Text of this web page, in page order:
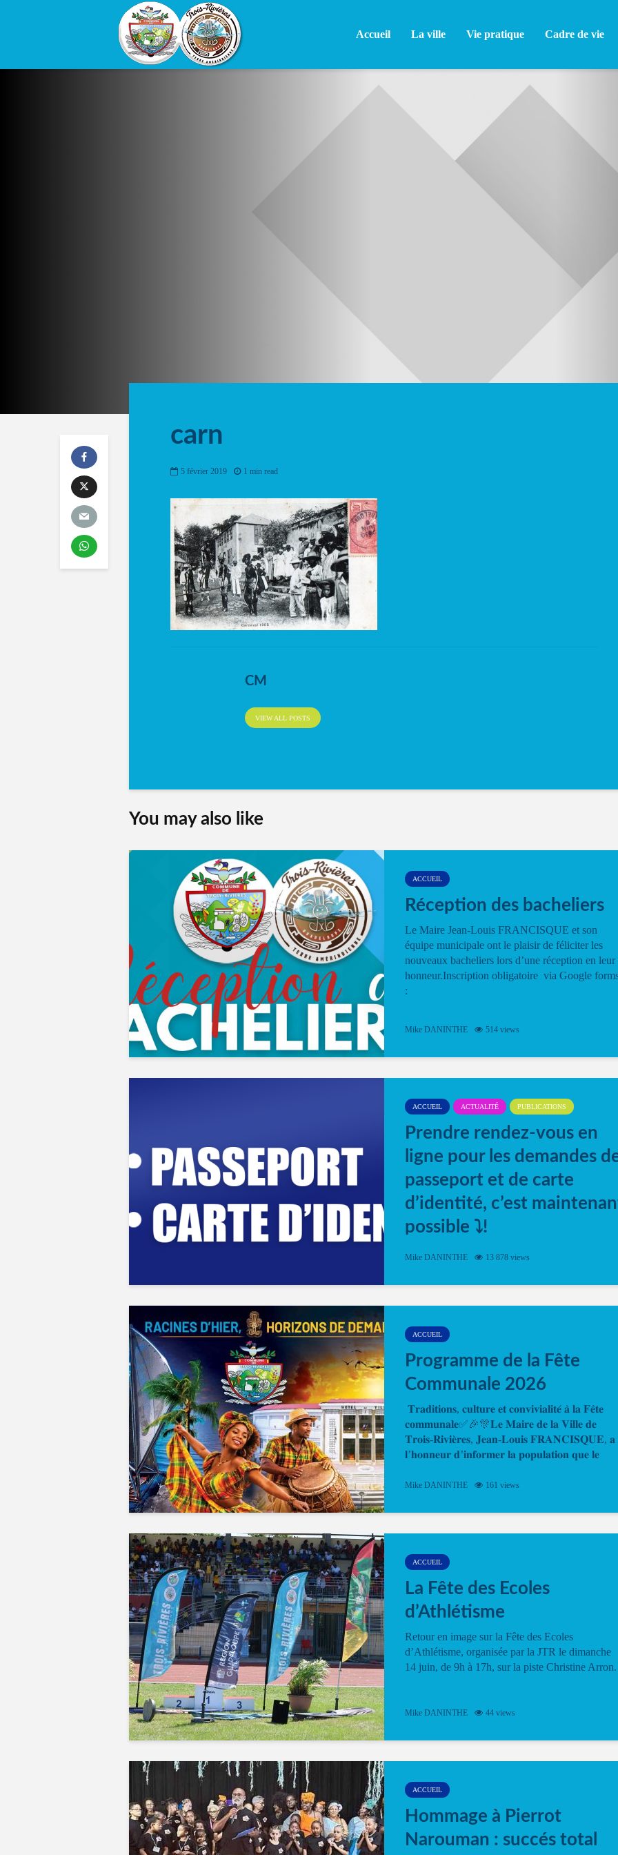
Accueil La ville Vie pratique Cadre de vie
carn
5 février 2019 1 min read
CM
VIEW ALL POSTS
You may also like
ACCUEIL
Réception des bacheliers
Le Maire Jean-Louis FRANCISQUE et son
équipe municipale ont le plaisir de féliciter les
nouveaux bacheliers lors d’une réception en leur
honneur.Inscription obligatoire via Google
:
Mike DANINTHE 514 views
ACCUEIL ACTUALITÉ PUBLICATIONS
Prendre rendez-vous en
ligne pour les demandes
passeport et de carte
d’identité, c’est
possible ⤵️!
Désormais, il est possible de prendre rendez-vous
Mike DANINTHE 13 878 views
ACCUEIL
Programme de la Fête
Communale 2026
𝐓𝐫𝐚𝐝𝐢𝐭𝐢𝐨𝐧𝐬, 𝐜𝐮𝐥𝐭𝐮𝐫𝐞 𝐞𝐭 𝐜𝐨𝐧𝐯𝐢𝐯𝐢𝐚𝐥𝐢𝐭𝐞́ 𝐚̀ 𝐥𝐚 𝐅𝐞̂𝐭𝐞
𝐜𝐨𝐦𝐦𝐮𝐧𝐚𝐥𝐞✅🎉🎊𝐋𝐞 𝐌𝐚𝐢𝐫𝐞 𝐝𝐞 𝐥𝐚 𝐕𝐢𝐥𝐥𝐞 𝐝𝐞
𝐓𝐫𝐨𝐢𝐬-𝐑𝐢𝐯𝐢𝐞̀𝐫𝐞𝐬, 𝐉𝐞𝐚𝐧-𝐋𝐨𝐮𝐢𝐬 𝐅𝐑𝐀𝐍𝐂𝐈𝐒𝐐𝐔𝐄, 𝐚
𝐥’𝐡𝐨𝐧𝐧𝐞𝐮𝐫 𝐝’𝐢𝐧𝐟𝐨𝐫𝐦𝐞𝐫 𝐥𝐚 𝐩𝐨𝐩𝐮𝐥𝐚𝐭𝐢𝐨𝐧 𝐪𝐮𝐞 𝐥𝐞
Mike DANINTHE 161 views
ACCUEIL
La Fête des Ecoles
d’Athlétisme
Retour en image sur la Fête des Ecoles
d’Athlétisme, organisée par la JTR le dimanche
14 juin, de 9h à 17h, sur la piste Christine Arron.
Mike DANINTHE 44 views
ACCUEIL
Hommage à Pierrot
Narouman : succés total